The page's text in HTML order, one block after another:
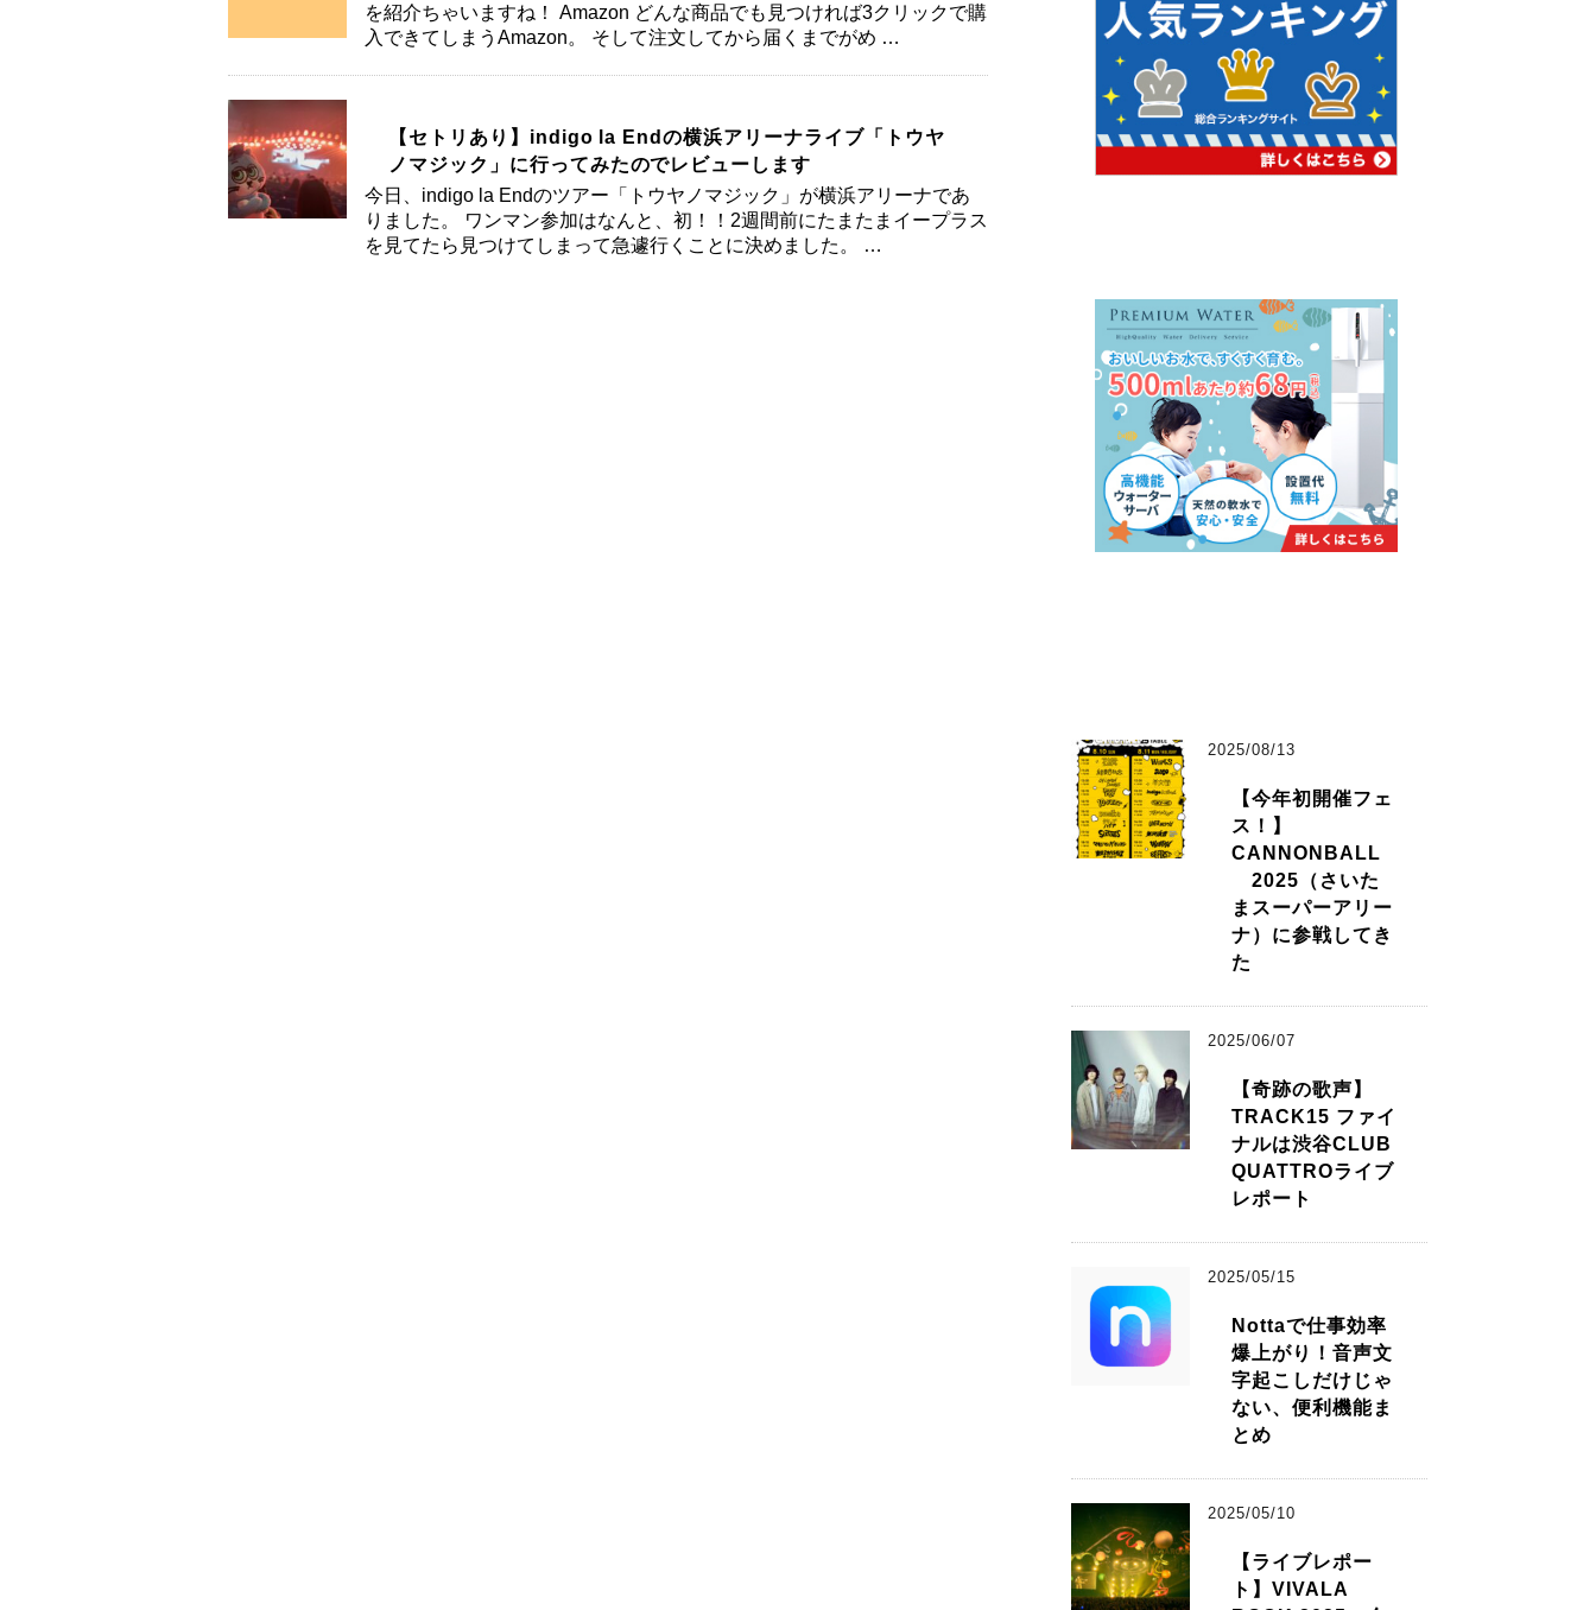
を紹介ちゃいますね！ Amazon どんな商品でも見つければ3クリックで購
入できてしまうAmazon。 そして注文してから届くまでがめ …
【セトリあり】indigo la Endの横浜アリーナライブ「トウヤ
ノマジック」に行ってみたのでレビューします
今日、indigo la Endのツアー「トウヤノマジック」が横浜アリーナであ
りました。 ワンマン参加はなんと、初！！2週間前にたまたまイープラス
を見てたら見つけてしまって急遽行くことに決めました。 …
2025/08/13
【今年初開催フェ
ス！】
CANNONBALL
2025（さいた
まスーパーアリー
ナ）に参戦してき
た
2025/06/07
【奇跡の歌声】
TRACK15 ファイ
ナルは渋谷CLUB
QUATTROライブ
レポート
2025/05/15
Nottaで仕事効率
爆上がり！音声文
字起こしだけじゃ
ない、便利機能ま
とめ
2025/05/10
【ライブレポー
ト】VIVALA